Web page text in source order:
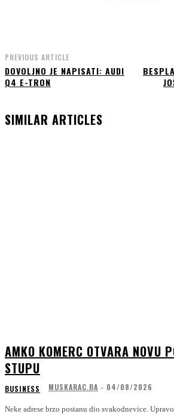
PREVIOUS ARTICLE
DOVOLJNO JE NAPISATI: AUDI
Q4 E-TRON
SIMILAR ARTICLES
AMKO KOMERC OTVARA NOVU
STUPU
BUSINESS MUSKARAC.BA - 04/08/2026
Neke adrese brzo postanu dio svakodnevice.